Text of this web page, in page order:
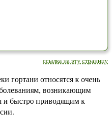
ссылка на эту страницу
гортани относятся к очень
возникающим
и быстро приводящим к